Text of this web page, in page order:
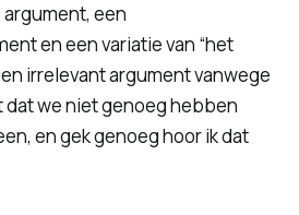
een
en een variatie van “het
irrelevant argument vanwege
we niet genoeg hebben
en gek genoeg hoor ik dat